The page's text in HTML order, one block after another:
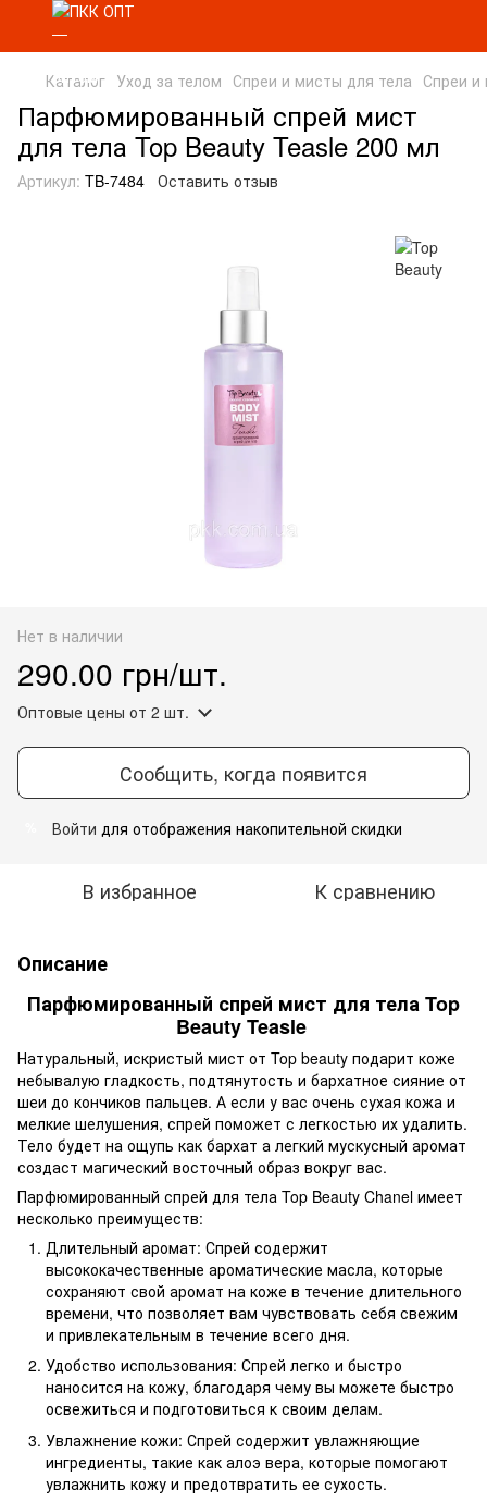
Каталог Уход за телом Спреи и мисты для тела Спреи и
Парфюмированный спрей мист
для тела Top Beauty Teasle 200 мл
Артикул: TB-7484 Оставить отзыв
Нет в наличии
290.00 грн/шт.
Оптовые цены от 2 шт.
Сообщить, когда появится
Войти для отображения накопительной скидки
В избранное К сравнению
Описание
Парфюмированный спрей мист для тела Top
Beauty Teasle
Натуральный, искристый мист от Top beauty подарит коже
небывалую гладкость, подтянутость и бархатное сияние от
шеи до кончиков пальцев. А если у вас очень сухая кожа и
мелкие шелушения, спрей поможет с легкостью их удалить.
Тело будет на ощупь как бархат а легкий мускусный аромат
создаст магический восточный образ вокруг вас.
Парфюмированный спрей для тела Top Beauty Chanel имеет
несколько преимуществ:
Длительный аромат: Спрей содержит
высококачественные ароматические масла, которые
сохраняют свой аромат на коже в течение длительного
времени, что позволяет вам чувствовать себя свежим
и привлекательным в течение всего дня.
Удобство использования: Спрей легко и быстро
наносится на кожу, благодаря чему вы можете быстро
освежиться и подготовиться к своим делам.
Увлажнение кожи: Спрей содержит увлажняющие
ингредиенты, такие как алоэ вера, которые помогают
увлажнить кожу и предотвратить ее сухость.